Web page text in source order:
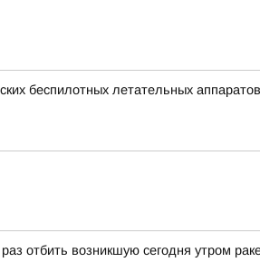
беспилотных летательных
отбить возникшую сегодня утром